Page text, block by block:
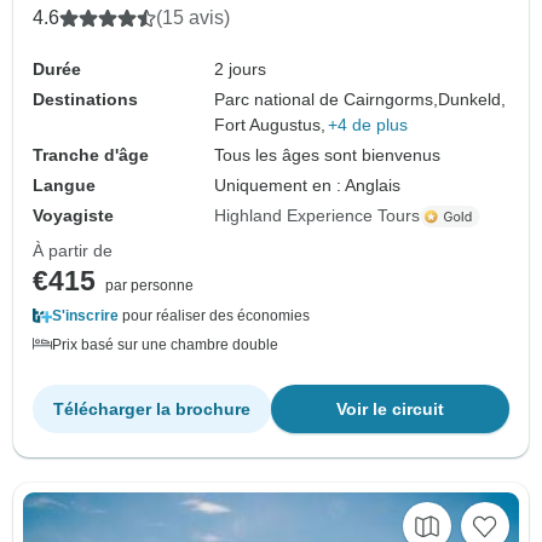
4.6 (15 avis)
Durée
2 jours
Destinations
Parc national de Cairngorms,Dunkeld,
Fort Augustus, +4 de plus
Tranche d'âge
Tous les âges sont bienvenus
Langue
Uniquement en : Anglais
Voyagiste
Highland Experience Tours
À partir de
€415 par personne
S'inscrire pour réaliser des économies
Prix basé sur une chambre double
Voir le circuit
Télécharger la brochure